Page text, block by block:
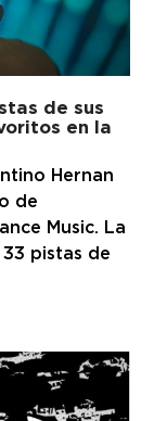
de sus
en la
Hernan
de
Music. La
pistas de